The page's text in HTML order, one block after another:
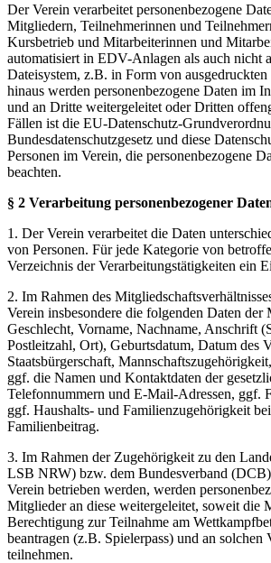
Der Verein verarbeitet personenbezogene
Mitgliedern, Teilnehmerinnen und
Kursbetrieb und Mitarbeiterinnen und
automatisiert in EDV-Anlagen als auch nicht
Dateisystem, z.B. in Form von
hinaus werden personenbezogene Daten im
und an Dritte weitergeleitet oder Dritten
Fällen ist die EU-Datenschutz-
Bundesdatenschutzgesetz und diese
Personen im Verein, die personenbezogene
beachten.
§ 2 Verarbeitung personenbezogener
1. Der Verein verarbeitet die Daten
von Personen. Für jede Kategorie von
Verzeichnis der Verarbeitungstätigkeiten ein
2. Im Rahmen des
Verein insbesondere die folgenden Daten der
Geschlecht, Vorname, Nachname, Anschrift
Postleitzahl, Ort), Geburtsdatum, Datum des
Staatsbürgerschaft,
ggf. die Namen und Kontaktdaten der
Telefonnummern und E-Mail-Adressen, ggf.
ggf. Haushalts- und Familienzugehörigkeit
Familienbeitrag.
3. Im Rahmen der Zugehörigkeit zu den
LSB NRW) bzw. dem Bundesverband
Verein betrieben werden, werden
Mitglieder an diese weitergeleitet, soweit die
Berechtigung zur Teilnahme am
beantragen (z.B. Spielerpass) und an solchen
teilnehmen.